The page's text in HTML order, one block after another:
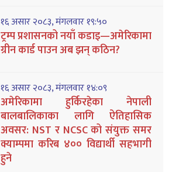
१६ असार २०८३, मंगलवार १९:५०
ट्रम्प प्रशासनको नयाँ कडाइ—अमेरिकामा
ग्रीन कार्ड पाउन अब झन् कठिन?
१६ असार २०८३, मंगलवार १४:०९
अमेरिकामा हुर्किरहेका नेपाली
बालबालिकाका लागि ऐतिहासिक
अवसर: NST र NCSC को संयुक्त समर
क्याम्पमा करिब ४०० विद्यार्थी सहभागी
हुने